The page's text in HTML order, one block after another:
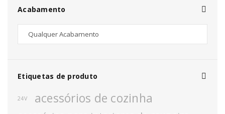
Acabamento
Etiquetas de produto
24V acessórios de cozinha